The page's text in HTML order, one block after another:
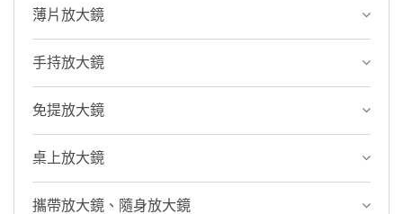
薄片放大鏡
手持放大鏡
免提放大鏡
桌上放大鏡
攜帶放大鏡、隨身放大鏡